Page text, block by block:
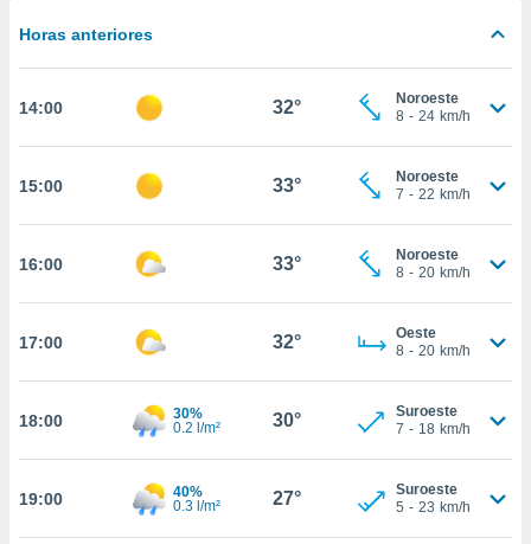
basada
permite
coste.
botón
a la
todas
ya sean
nos
en
perfil
CONTINUAR
Horas anteriores
14:00 32°
Noroeste
8 - 24 km/h
15:00 33°
Noroeste
7 - 22 km/h
16:00 33°
Noroeste
8 - 20 km/h
17:00 32°
Oeste
8 - 20 km/h
18:00
30%
0.2 l/m²
30°
Suroeste
7 - 18 km/h
19:00
40%
0.3 l/m²
27°
Suroeste
5 - 23 km/h